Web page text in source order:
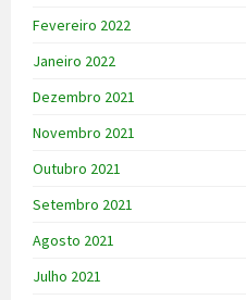
Fevereiro 2022
Janeiro 2022
Dezembro 2021
Novembro 2021
Outubro 2021
Setembro 2021
Agosto 2021
Julho 2021